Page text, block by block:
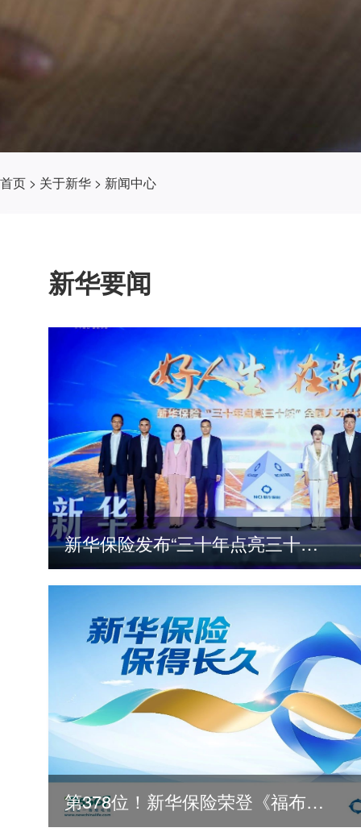
首页 > 关于新华 > 新闻中心
新华要闻
新华保险发布“三十年点亮三十城”全国人才计划
第378位！新华保险荣登《福布斯》全球500强